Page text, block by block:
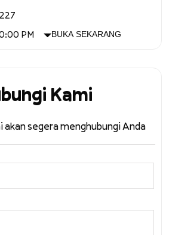
PM
BUKA SEKARANG
Kami
akan segera menghubungi Anda